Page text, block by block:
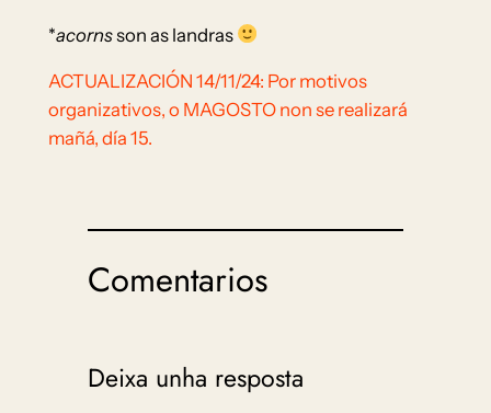
*acornsson as landras
ACTUALIZACIÓN 14/11/24: Por motivos
organizativos, o MAGOSTO non se realizará
mañá, día 15.
Comentarios
Deixa unha resposta